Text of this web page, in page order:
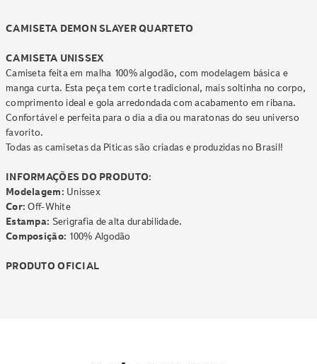
CAMISETA DEMON SLAYER QUARTETO
CAMISETA UNISSEX
Camiseta feita em malha 100% algodão, com modelagem básica e
manga curta. Esta peça tem corte tradicional, mais soltinha no corpo,
comprimento ideal e gola arredondada com acabamento em ribana.
Confortável e perfeita para o dia a dia ou maratonas do seu universo
favorito.
Todas as camisetas da Piticas são criadas e produzidas no Brasil!
INFORMAÇÕES DO PRODUTO:
Modelagem: Unissex
Cor: Off-White
Estampa: Serigrafia de alta durabilidade.
Composição: 100% Algodão
PRODUTO OFICIAL